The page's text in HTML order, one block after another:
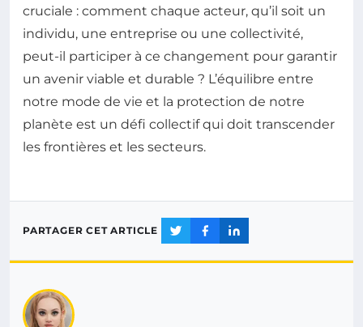
cruciale : comment chaque acteur, qu’il soit un
individu, une entreprise ou une collectivité,
peut-il participer à ce changement pour garantir
un avenir viable et durable ? L’équilibre entre
notre mode de vie et la protection de notre
planète est un défi collectif qui doit transcender
les frontières et les secteurs.
PARTAGER CET ARTICLE